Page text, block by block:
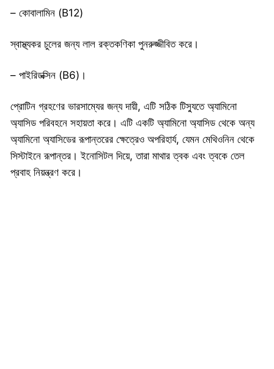
– কোবালামিন (B12)
স্বাস্থ্যকর চুলের জন্য লাল রক্তকণিকা পুনরুজ্জীবিত করে।
– পাইরিডক্সিন (B6)।
প্রোটিন গ্রহণের ভারসাম্যের জন্য দায়ী, এটি সঠিক টিস্যুতে অ্যামিনো
অ্যাসিড পরিবহনে সহায়তা করে। এটি একটি অ্যামিনো অ্যাসিড থেকে অন্য
অ্যামিনো অ্যাসিডের রূপান্তরের ক্ষেত্রেও অপরিহার্য, যেমন মেথিওনিন থেকে
সিস্টাইনে রূপান্তর। ইনোসিটল দিয়ে, তারা মাথার ত্বক এবং ত্বকে তেল
প্রবাহ নিয়ন্ত্রণ করে।